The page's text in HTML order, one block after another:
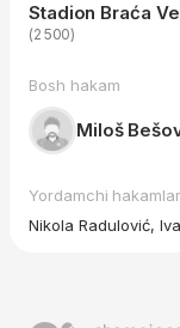
Stadion Braća
(2 500)
Bosh hakam
Miloš
Yordamchi hakamlar
Nikola Radulović,